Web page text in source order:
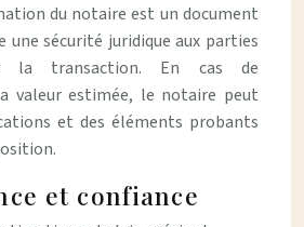
du notaire est un document
une sécurité juridique aux parties
la transaction. En cas de
valeur estimée, le notaire peut
et des éléments probants
et confiance